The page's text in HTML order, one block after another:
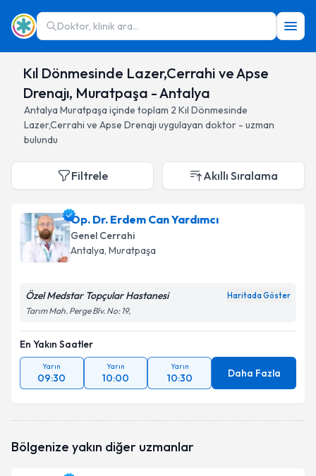
Doktor, klinik ara...
Kıl Dönmesinde Lazer,Cerrahi ve Apse
Drenajı, Muratpaşa - Antalya
Antalya Muratpaşa içinde toplam 2 Kıl Dönmesinde
Lazer,Cerrahi ve Apse Drenajı uygulayan doktor - uzman
bulundu
Filtrele Akıllı Sıralama
Op. Dr. Erdem Can Yardımcı
Genel Cerrahi
Antalya, Muratpaşa
Özel Medstar Topçular Hastanesi Haritada Göster
Tarım Mah. Perge Blv. No: 19,
En Yakın Saatler
Yarın
09:30
Yarın
10:00
Yarın
10:30 Daha Fazla
Bölgenize yakın diğer uzmanlar